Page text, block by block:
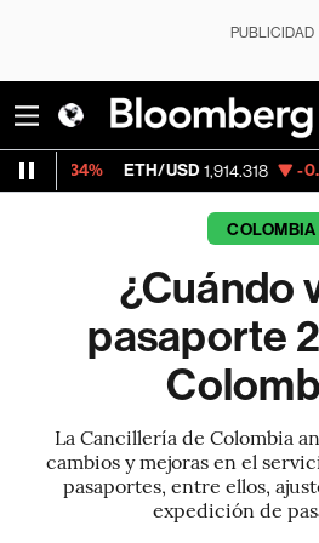
PUBLICIDAD
ETH/USD 1,914.318 -0.25% Visa
COLOMBIA
¿Cuándo
pasaporte
La Cancillería de Colombia
cambios y mejoras en el
pasaportes, entre ellos,
expedición de